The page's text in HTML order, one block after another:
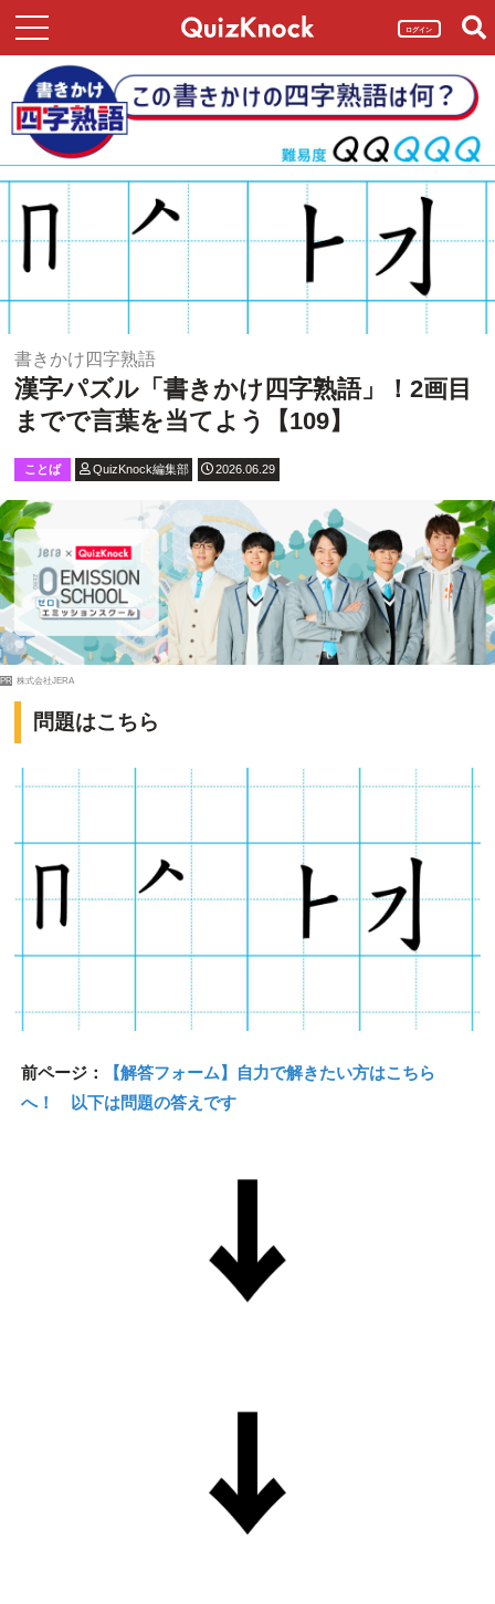
ログイン
書きかけ四字熟語
漢字パズル「書きかけ四字熟語」！2画目
までで言葉を当てよう【109】
ことば QuizKnock編集部 2026.06.29
PR 株式会社JERA
問題はこちら
前ページ：
【解答フォーム】自力で解きたい方はこちら
へ！ 以下は問題の答えです